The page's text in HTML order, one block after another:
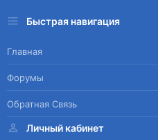
Быстрая навигация
Главная
Форумы
Обратная Связь
Личный кабинет